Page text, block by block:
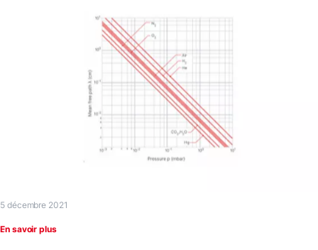
5 décembre 2021
En savoir plus